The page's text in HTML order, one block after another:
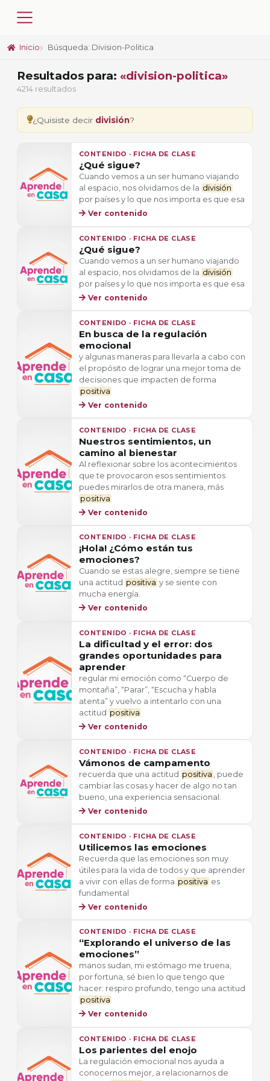
Inicio Búsqueda: Division-Politica
Resultados para: «division-politica»
4214 resultados
¿Quisiste decir división?
CONTENIDO · FICHA DE CLASE
¿Qué sigue?
Cuando vemos a un ser humano viajando
al espacio, nos olvidamos de la división
por países y lo que nos importa es que esa
Ver contenido
CONTENIDO · FICHA DE CLASE
¿Qué sigue?
Cuando vemos a un ser humano viajando
al espacio, nos olvidamos de la división
por países y lo que nos importa es que esa
Ver contenido
CONTENIDO · FICHA DE CLASE
En busca de la regulación
emocional
y algunas maneras para llevarla a cabo con
el propósito de lograr una mejor toma de
decisiones que impacten de forma
positiva
Ver contenido
CONTENIDO · FICHA DE CLASE
Nuestros sentimientos, un
camino al bienestar
Al reflexionar sobre los acontecimientos
que te provocaron esos sentimientos
puedes mirarlos de otra manera, más
positiva
Ver contenido
CONTENIDO · FICHA DE CLASE
¡Hola! ¿Cómo están tus
emociones?
Cuando se estas alegre, siempre se tiene
una actitud positiva y se siente con
mucha energía.
Ver contenido
CONTENIDO · FICHA DE CLASE
La dificultad y el error: dos
grandes oportunidades para
aprender
regular mi emoción como “Cuerpo de
montaña”, “Parar”, “Escucha y habla
atenta” y vuelvo a intentarlo con una
actitud positiva
Ver contenido
CONTENIDO · FICHA DE CLASE
Vámonos de campamento
recuerda que una actitud positiva
, puede
cambiar las cosas y hacer de algo no tan
bueno, una experiencia sensacional.
Ver contenido
CONTENIDO · FICHA DE CLASE
Utilicemos las emociones
Recuerda que las emociones son muy
útiles para la vida de todos y que aprender
a vivir con ellas de forma positiva es
fundamental
Ver contenido
CONTENIDO · FICHA DE CLASE
“Explorando el universo de las
emociones”
manos sudan, mi estómago me truena,
por fortuna, sé bien lo que tengo que
hacer: respiro profundo, tengo una actitud
positiva
Ver contenido
CONTENIDO · FICHA DE CLASE
Los parientes del enojo
La regulación emocional nos ayuda a
conocernos mejor, a relacionarnos de